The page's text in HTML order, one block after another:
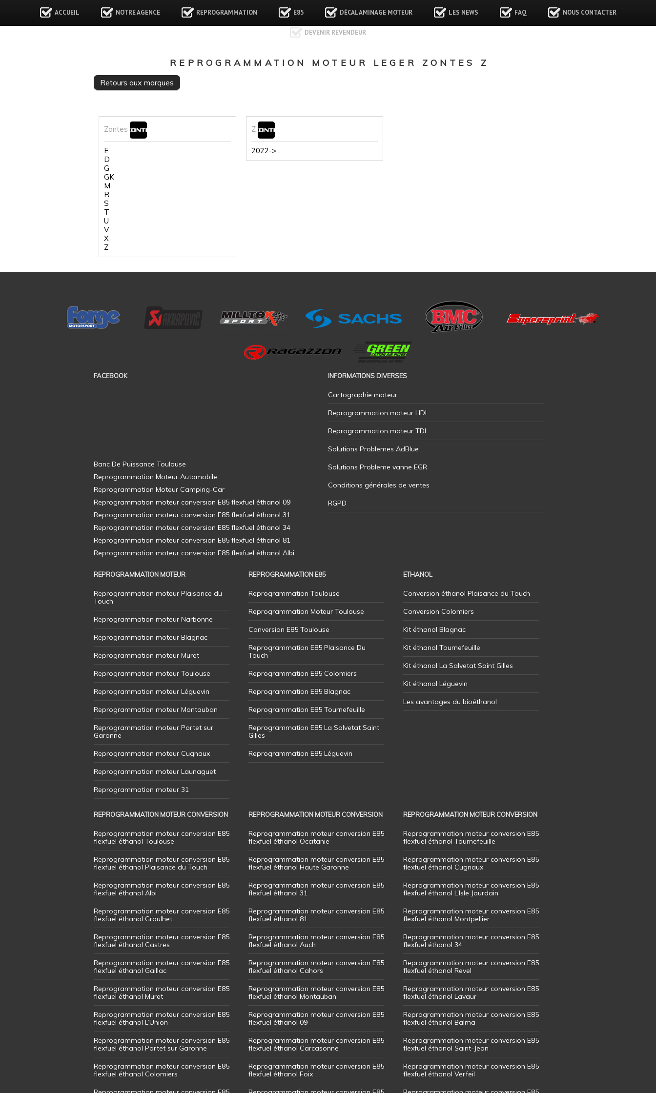
ACCUEIL NOTRE AGENCE REPROGRAMMATION E85 DÉCALAMINAGE MOTEUR LES NEWS FAQ NOUS CONTACTER
DEVENIR REVENDEUR
REPROGRAMMATION MOTEUR LEGER ZONTES Z
Retours aux marques
Zontes
E
D
G
GK
M
R
S
T
U
V
X
Z
Z
2022->...
FACEBOOK INFORMATIONS DIVERSES
Cartographie moteur
Reprogrammation moteur HDI
Reprogrammation moteur TDI
Solutions Problemes AdBlue
Solutions Probleme vanne EGR
Conditions générales de ventes
RGPD
REPROGRAMMATION MOTEUR
Reprogrammation moteur Plaisance du
Touch
Reprogrammation moteur Narbonne
Reprogrammation moteur Blagnac
Reprogrammation moteur Muret
Reprogrammation moteur Toulouse
Reprogrammation moteur Léguevin
Reprogrammation moteur Montauban
Reprogrammation moteur Portet sur
Garonne
Reprogrammation moteur Cugnaux
Reprogrammation moteur Launaguet
Reprogrammation moteur 31
REPROGRAMMATION E85
Reprogrammation Toulouse
Reprogrammation Moteur Toulouse
Conversion E85 Toulouse
Reprogrammation E85 Plaisance Du
Touch
Reprogrammation E85 Colomiers
Reprogrammation E85 Blagnac
Reprogrammation E85 Tournefeuille
Reprogrammation E85 La Salvetat Saint
Gilles
Reprogrammation E85 Léguevin
ETHANOL
Conversion éthanol Plaisance du Touch
Conversion Colomiers
Kit éthanol Blagnac
Kit éthanol Tournefeuille
Kit éthanol La Salvetat Saint Gilles
Kit éthanol Léguevin
Les avantages du bioéthanol
REPROGRAMMATION MOTEUR CONVERSION
Reprogrammation moteur conversion E85
flexfuel éthanol Toulouse
Reprogrammation moteur conversion E85
flexfuel éthanol Plaisance du Touch
Reprogrammation moteur conversion E85
flexfuel éthanol Albi
Reprogrammation moteur conversion E85
flexfuel éthanol Graulhet
Reprogrammation moteur conversion E85
flexfuel éthanol Castres
Reprogrammation moteur conversion E85
flexfuel éthanol Gaillac
Reprogrammation moteur conversion E85
flexfuel éthanol Muret
Reprogrammation moteur conversion E85
flexfuel éthanol L’Union
Reprogrammation moteur conversion E85
flexfuel éthanol Portet sur Garonne
Reprogrammation moteur conversion E85
flexfuel éthanol Colomiers
REPROGRAMMATION MOTEUR CONVERSION
Reprogrammation moteur conversion E85
flexfuel éthanol Occitanie
Reprogrammation moteur conversion E85
flexfuel éthanol Haute Garonne
Reprogrammation moteur conversion E85
flexfuel éthanol 31
Reprogrammation moteur conversion E85
flexfuel éthanol 81
Reprogrammation moteur conversion E85
flexfuel éthanol Auch
Reprogrammation moteur conversion E85
flexfuel éthanol Cahors
Reprogrammation moteur conversion E85
flexfuel éthanol Montauban
Reprogrammation moteur conversion E85
flexfuel éthanol 09
Reprogrammation moteur conversion E85
flexfuel éthanol Carcasonne
Reprogrammation moteur conversion E85
flexfuel éthanol Foix
REPROGRAMMATION MOTEUR CONVERSION
Reprogrammation moteur conversion E85
flexfuel éthanol Tournefeuille
Reprogrammation moteur conversion E85
flexfuel éthanol Cugnaux
Reprogrammation moteur conversion E85
flexfuel éthanol L’Isle Jourdain
Reprogrammation moteur conversion E85
flexfuel éthanol Montpellier
Reprogrammation moteur conversion E85
flexfuel éthanol 34
Reprogrammation moteur conversion E85
flexfuel éthanol Revel
Reprogrammation moteur conversion E85
flexfuel éthanol Lavaur
Reprogrammation moteur conversion E85
flexfuel éthanol Balma
Reprogrammation moteur conversion E85
flexfuel éthanol Saint-Jean
Reprogrammation moteur conversion E85
flexfuel éthanol Verfeil
Banc De Puissance Toulouse
Reprogrammation Moteur Automobile
Reprogrammation Moteur Camping-Car
Reprogrammation moteur conversion E85 flexfuel éthanol 09
Reprogrammation moteur conversion E85 flexfuel éthanol 31
Reprogrammation moteur conversion E85 flexfuel éthanol 34
Reprogrammation moteur conversion E85 flexfuel éthanol 81
Reprogrammation moteur conversion E85 flexfuel éthanol Albi